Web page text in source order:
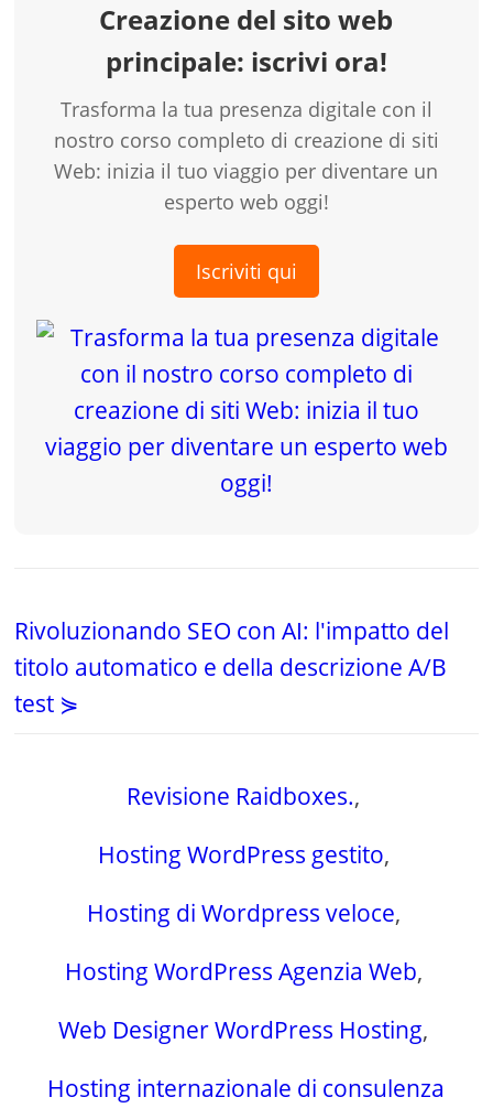
Creazione del sito web
principale: iscrivi ora!
Trasforma la tua presenza digitale con il
nostro corso completo di creazione di siti
Web: inizia il tuo viaggio per diventare un
esperto web oggi!
Iscriviti qui
Rivoluzionando SEO con AI: l'impatto del
titolo automatico e della descrizione A/B
test ⋟
Revisione Raidboxes.,
Hosting WordPress gestito,
Hosting di Wordpress veloce,
Hosting WordPress Agenzia Web,
Web Designer WordPress Hosting,
Hosting internazionale di consulenza